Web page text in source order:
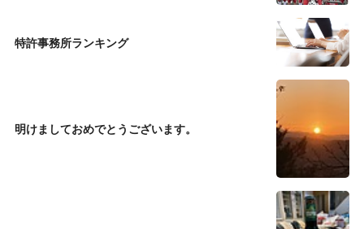
特許事務所ランキング
明けましておめでとうございます。